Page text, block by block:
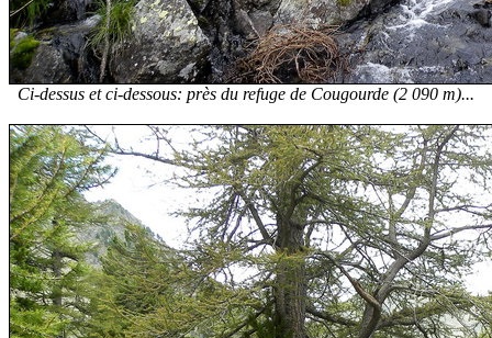
Ci-dessus et ci-dessous: près du refuge de Cougourde (2 090 m)...